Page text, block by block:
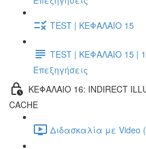
TEST | ΚΕΦΑΛΑΙΟ 15
TEST | ΚΕΦΑΛΑΙΟ 15 |
Επεξηγήσεις
ΚΕΦΑΛΑΙΟ 16: INDIRECT
CACHE
Διδασκαλία με Video